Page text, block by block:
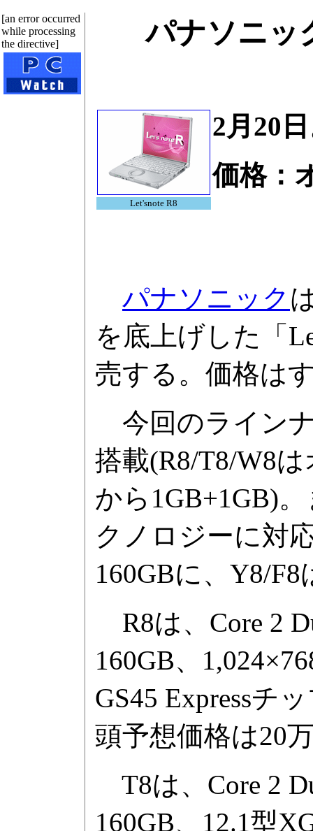
[an error occurred
while processing
the directive]
パナソニッ
Let'snote R8
2月20
価格：
パナソニック
を底上げした「
売する。価格は
今回のライン
搭載(R8/T8/W8
から1GB+1GB)
クノロジーに対
160GBに、Y8/
R8は、Core 2
160GB、
GS45 Expressチ
頭予想価格は20
T8は、Core 2
160GB、12.1型